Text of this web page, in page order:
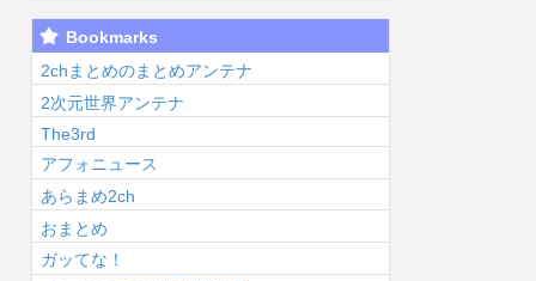
画像】『とあ
魔術の禁書目
』、最新刊で
ロイン戦争決
『ガンダム』に
ないけど、最強
のやつはどんな
の？...
【画像】この声
Bookmarks
2chまとめのまとめアンテナ
2次元世界アンテナ
The3rd
アフォニュース
あらまめ2ch
おまとめ
ガッてな！